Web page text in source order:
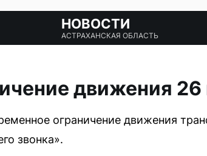
НОВОСТИ
АСТРАХАНСКАЯ ОБЛАСТЬ
движения 26
ограничение движения
звонка».